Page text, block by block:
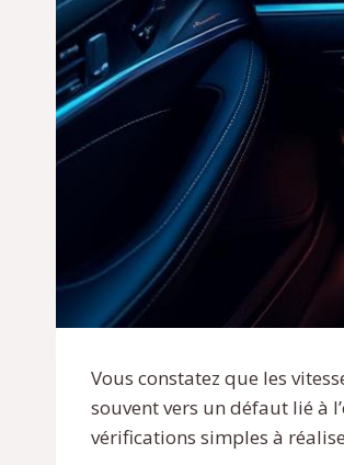
Vous constatez que les
souvent vers un défaut lié à
vérifications simples à